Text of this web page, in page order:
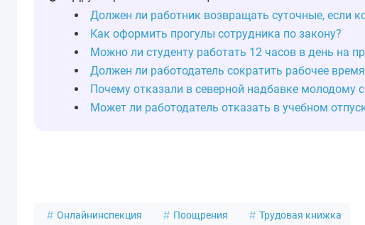
Должен ли работник возвращать суточные, если
Как оформить прогулы сотрудника по закону?
Можно ли студенту работать 12 часов в день на
Должен ли работодатель сократить рабочее
Почему отказали в северной надбавке молодому
Может ли работодатель отказать в учебном
Онлайнинспекция Поощрения Трудовая книжка